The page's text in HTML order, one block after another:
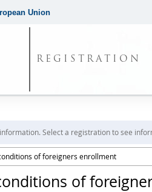
Union
REGISTRATION
Select a registration to see
of foreigners enrollment
of